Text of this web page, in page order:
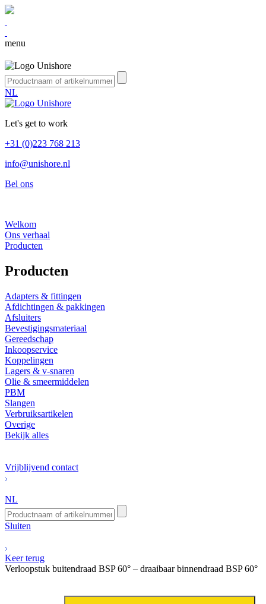
menu
NL
Let's get to work
+31 (0)223 768 213
info@unishore.nl
Bel ons
Welkom
Ons verhaal
Producten
Producten
Adapters & fittingen
Afdichtingen & pakkingen
Afsluiters
Bevestigingsmateriaal
Gereedschap
Inkoopservice
Koppelingen
Lagers & v-snaren
Olie & smeermiddelen
PBM
Slangen
Verbruiksartikelen
Overige
Bekijk alles
Vrijblijvend contact
NL
Sluiten
Keer terug
Verloopstuk buitendraad BSP 60° – draaibaar binnendraad BSP 60°